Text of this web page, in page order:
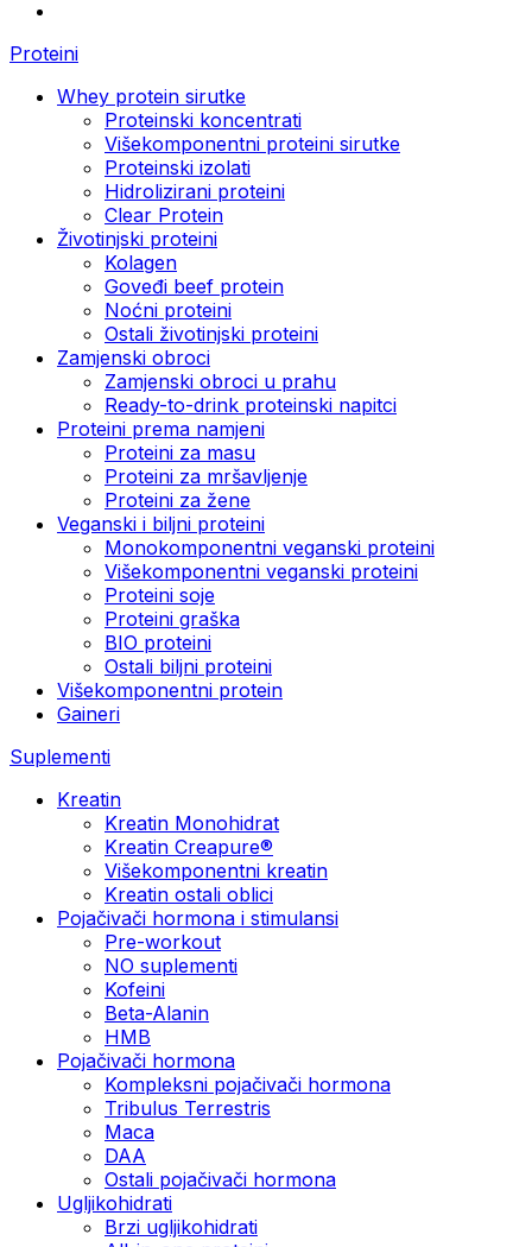
Proteini
Whey protein sirutke
Proteinski koncentrati
Višekomponentni proteini sirutke
Proteinski izolati
Hidrolizirani proteini
Clear Protein
Životinjski proteini
Kolagen
Goveđi beef protein
Noćni proteini
Ostali životinjski proteini
Zamjenski obroci
Zamjenski obroci u prahu
Ready-to-drink proteinski napitci
Proteini prema namjeni
Proteini za masu
Proteini za mršavljenje
Proteini za žene
Veganski i biljni proteini
Monokomponentni veganski proteini
Višekomponentni veganski proteini
Proteini soje
Proteini graška
BIO proteini
Ostali biljni proteini
Višekomponentni protein
Gaineri
Suplementi
Kreatin
Kreatin Monohidrat
Kreatin Creapure®
Višekomponentni kreatin
Kreatin ostali oblici
Pojačivači hormona i stimulansi
Pre-workout
NO suplementi
Kofeini
Beta-Alanin
HMB
Pojačivači hormona
Kompleksni pojačivači hormona
Tribulus Terrestris
Maca
DAA
Ostali pojačivači hormona
Ugljikohidrati
Brzi ugljikohidrati